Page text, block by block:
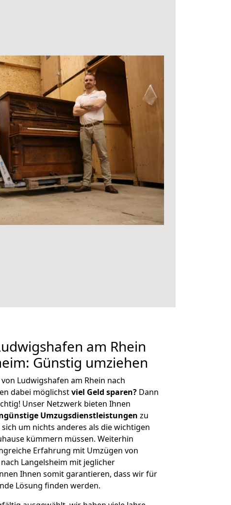
am Rhein
Günstig umziehen
Ludwigshafen am Rhein nach
dabei möglichstviel Geld sparen? Dann
Unser Netzwerk bieten Ihnen
Umzugsdienstleistungen zu
um nichts anderes als die wichtigen
kümmern müssen. Weiterhin
Erfahrung mit Umzügen von
Langelsheim mit jeglicher
Ihnen somit garantieren, dass wir für
Lösung finden werden.